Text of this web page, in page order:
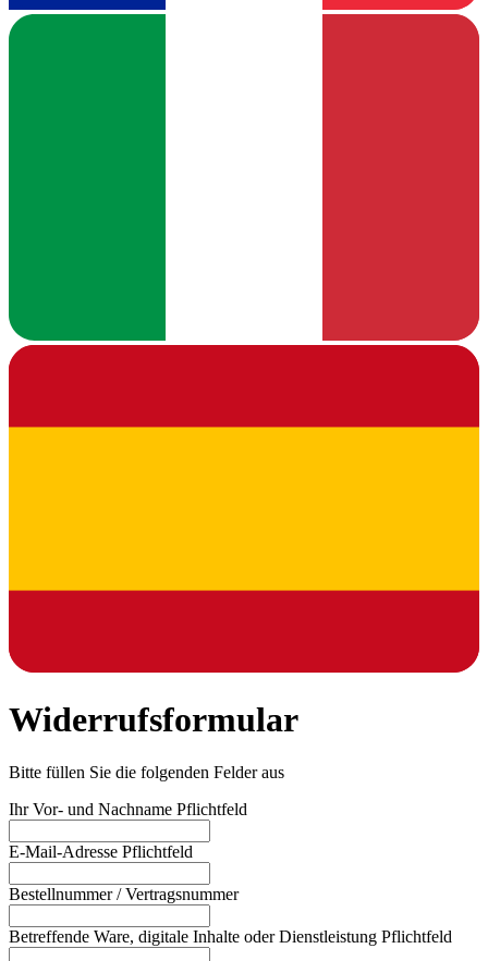
Widerrufsformular
Bitte füllen Sie die folgenden Felder aus
Ihr Vor- und Nachname Pflichtfeld
E-Mail-Adresse Pflichtfeld
Bestellnummer / Vertragsnummer
Betreffende Ware, digitale Inhalte oder Dienstleistung Pflichtfeld